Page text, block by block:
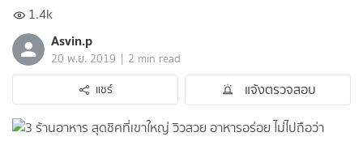
1.4k
Asvin.p
20 พ.ย. 2019 | 2 min read
แชร์
แจ้งตรวจสอบ